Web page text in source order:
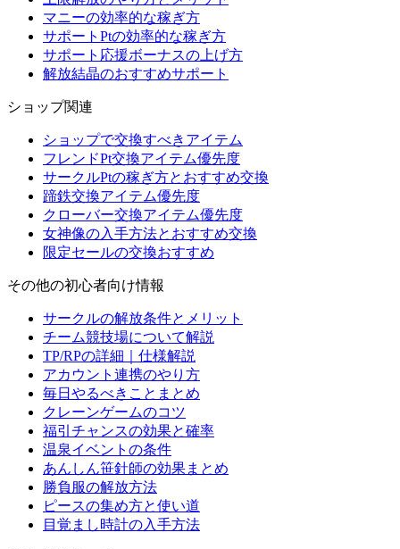
マニーの効率的な稼ぎ方
サポートPtの効率的な稼ぎ方
サポート応援ボーナスの上げ方
解放結晶のおすすめサポート
ショップ関連
ショップで交換すべきアイテム
フレンドPt交換アイテム優先度
サークルPtの稼ぎ方とおすすめ交換
蹄鉄交換アイテム優先度
クローバー交換アイテム優先度
女神像の入手方法とおすすめ交換
限定セールの交換おすすめ
その他の初心者向け情報
サークルの解放条件とメリット
チーム競技場について解説
TP/RPの詳細｜仕様解説
アカウント連携のやり方
毎日やるべきことまとめ
クレーンゲームのコツ
福引チャンスの効果と確率
温泉イベントの条件
あんしん笹針師の効果まとめ
勝負服の解放方法
ピースの集め方と使い道
目覚まし時計の入手方法